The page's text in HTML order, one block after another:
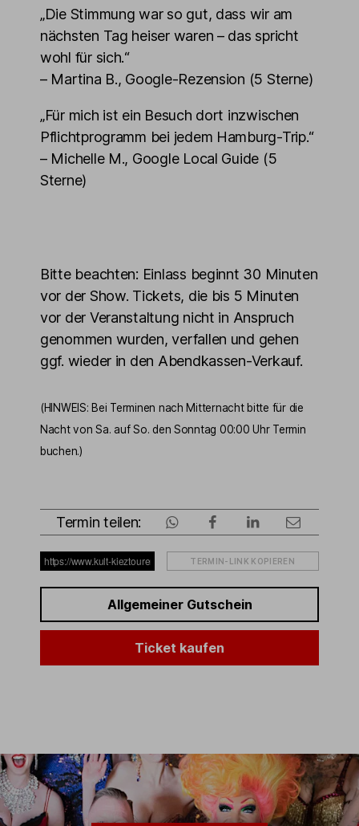
„Die Stimmung war so gut, dass wir am
nächsten Tag heiser waren – das spricht
wohl für sich.“
– Martina B., Google-Rezension (5 Sterne)
„Für mich ist ein Besuch dort inzwischen
Pflichtprogramm bei jedem Hamburg-Trip.“
– Michelle M., Google Local Guide (5
Sterne)
Bitte beachten: Einlass beginnt 30 Minuten
vor der Show. Tickets, die bis 5 Minuten
vor der Veranstaltung nicht in Anspruch
genommen wurden, verfallen und gehen
ggf. wieder in den Abendkassen-Verkauf.
(HINWEIS: Bei Terminen nach Mitternacht bitte für die
Nacht von Sa. auf So. den Sonntag 00:00 Uhr Termin
buchen.)
Termin teilen:
TERMIN-LINK KOPIEREN
Allgemeiner Gutschein
Ticket kaufen